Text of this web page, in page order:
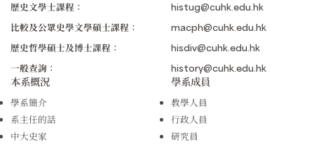
歷史文學士課程：
histug@cuhk.edu.hk
比較及公眾史學文學碩士課程：
macph@cuhk.edu.hk
歷史哲學碩士及博士課程：
hisdiv@cuhk.edu.hk
一般查詢：
history@cuhk.edu.hk
本系概況
學系簡介
系主任的話
中大史家
學系成員
教學人員
行政人員
研究員